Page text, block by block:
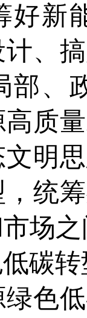
好新
、
部、
质
明
统
场
碳
低